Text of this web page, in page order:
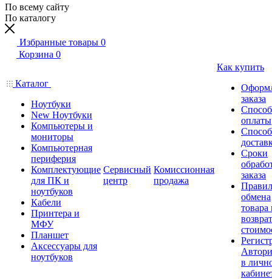
По всему сайту
По каталогу
Избранные товары 0
Корзина 0
Каталог
Ноутбуки
New Ноутбуки
Компьютеры и
мониторы
Компьютерная
периферия
Комплектующие
для ПК и
ноутбуков
Кабели
Принтера и
МФУ
Планшет
Аксессуары для
ноутбуков
Сервисный
центр
Комиссионная
продажа
Как купить
заказа
оплаты
Сроки
заказа
обмена
товара
в